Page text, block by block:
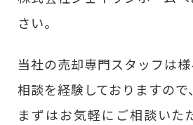
さい。
当社の売却専門スタッフは
相談を経験しておりますので、
まずはお気軽にご相談いた